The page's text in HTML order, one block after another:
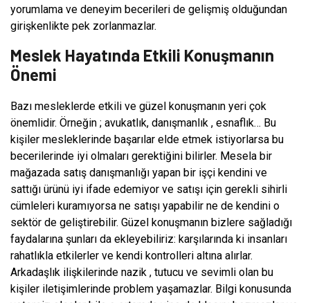
yorumlama ve deneyim becerileri de gelişmiş olduğundan
girişkenlikte pek zorlanmazlar.
Meslek Hayatında Etkili Konuşmanın
Önemi
Bazı mesleklerde etkili ve güzel konuşmanın yeri çok
önemlidir. Örneğin ; avukatlık, danışmanlık , esnaflık… Bu
kişiler mesleklerinde başarılar elde etmek istiyorlarsa bu
becerilerinde iyi olmaları gerektiğini bilirler. Mesela bir
mağazada satış danışmanlığı yapan bir işçi kendini ve
sattığı ürünü iyi ifade edemiyor ve satışı için gerekli sihirli
cümleleri kuramıyorsa ne satışı yapabilir ne de kendini o
sektör de geliştirebilir. Güzel konuşmanın bizlere sağladığı
faydalarına şunları da ekleyebiliriz: karşılarında ki insanları
rahatlıkla etkilerler ve kendi kontrolleri altına alırlar.
Arkadaşlık ilişkilerinde nazik , tutucu ve sevimli olan bu
kişiler iletişimlerinde problem yaşamazlar. Bilgi konusunda